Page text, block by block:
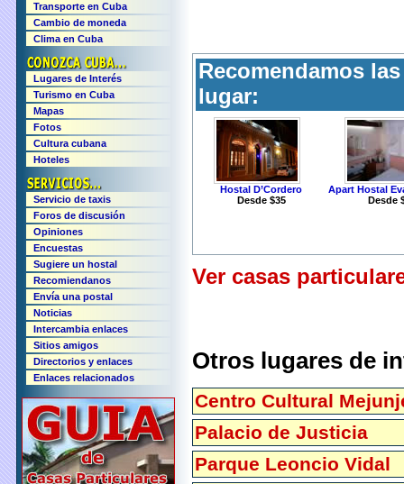
Recomendamos
lugar:
Hostal D’Cordero
Desde $35
Apart Hostal
Desde
Ver casas
Otros lugares de
Centro Cultural
Palacio de Justicia
Parque Leoncio Vidal
Transporte en Cuba
Cambio de moneda
Clima en Cuba
Lugares de Interés
Turismo en Cuba
Mapas
Fotos
Cultura cubana
Hoteles
Servicio de taxis
Foros de discusión
Opiniones
Encuestas
Sugiere un hostal
Recomiendanos
Envía una postal
Noticias
Intercambia enlaces
Sitios amigos
Directorios y enlaces
Enlaces relacionados